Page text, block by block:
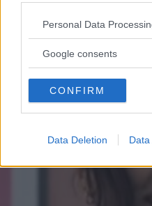
Please note that this
not limited to your visit or
use your data for below
consent section.
Personal Data
Google consents
CONFIRM
Data Deletion Data
Globe Soccer Awards. I
affrontano per la prima
che mai!